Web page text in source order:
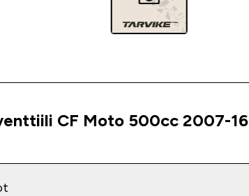
CF Moto 500cc 2007-16